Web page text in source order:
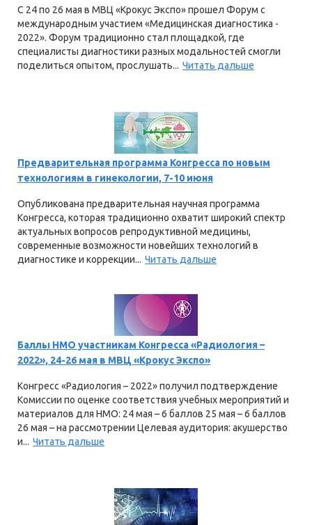
С 24 по 26 мая в МВЦ «Крокус Экспо» прошел Форум с
международным участием «Медицинская диагностика -
2022». Форум традиционно стал площадкой, где
специалисты диагностики разных модальностей смогли
поделиться опытом, прослушать... Читать дальше
Предварительная программа Конгресса по новым
технологиям в гинекологии, 7-10 июня
Опубликована предварительная научная программа
Конгресса, которая традиционно охватит широкий спектр
актуальных вопросов репродуктивной медицины,
современные возможности новейших технологий в
диагностике и коррекции... Читать дальше
Баллы НМО участникам Конгресса «Радиология –
2022», 24-26 мая в МВЦ «Крокус Экспо»
Конгресс «Радиология – 2022» получил подтверждение
Комиссии по оценке соответствия учебных мероприятий и
материалов для НМО: 24 мая – 6 баллов 25 мая – 6 баллов
26 мая – на рассмотрении Целевая аудитория: акушерство
и... Читать дальше